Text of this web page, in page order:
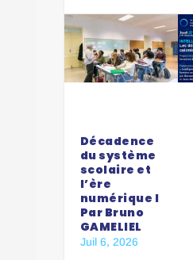
Décadence
du système
scolaire et
l’ère
numérique I
Par Bruno
GAMELIEL
Juil 6, 2026